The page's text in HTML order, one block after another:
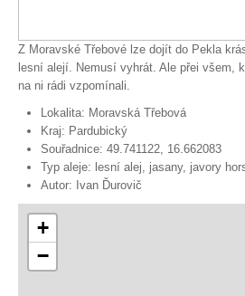
Z Moravské Třebové lze dojít do Pekla
lesní alejí. Nemusí vyhrát. Ale přei všem,
na ni rádi vzpomínali.
Lokalita: Moravská Třebová
Kraj: Pardubický
Souřadnice: 49.741122, 16.662083
Typ aleje: lesní alej, jasany, javory
Autor: Ivan Ďurovič
+
−